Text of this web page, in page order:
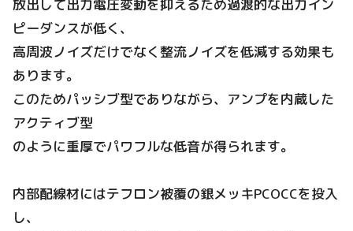
放出して出力電圧変動を抑えるため過渡的な出力イン
ピーダンスが低く、
高周波ノイズだけでなく整流ノイズを低減する効果も
あります。
このためパッシブ型でありながら、アンプを内蔵した
アクティブ型
のように重厚でパワフルな低音が得られます。
内部配線材にはテフロン被覆の銀メッキPCOCCを投入
し、